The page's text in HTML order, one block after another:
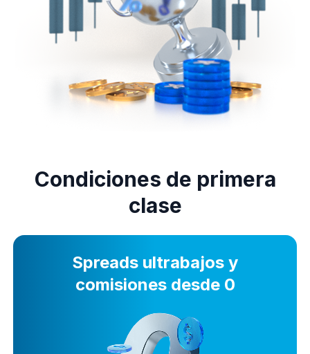
Condiciones de primera
clase
Spreads ultrabajos y
comisiones desde 0